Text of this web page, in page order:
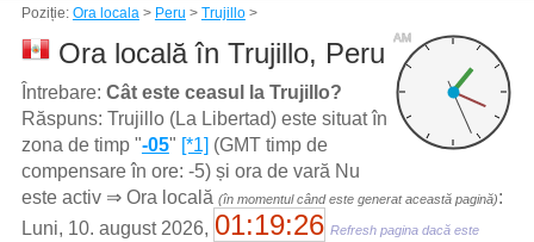
Poziție: Ora locala> Peru > Trujillo>
AM
Ora locală în Trujillo, Peru
Întrebare: Cât este ceasul la Trujillo?
Răspuns: Trujillo (La Libertad) este situat în
zona de timp "-05" [*1] (GMT timp de
compensare în ore: -5) și ora de vară Nu
este activ ⇒ Ora locală (în momentul când este generat această pagină):
Luni, 10. august 2026, 01:19:26 Refresh pagina dacă este